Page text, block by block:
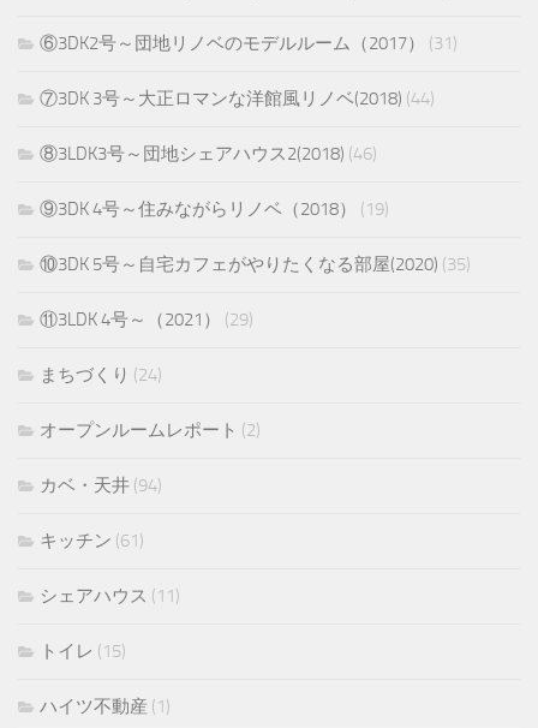
⑥3DK2号～団地リノベのモデルルーム（2017） (31)
⑦3DK 3号～大正ロマンな洋館風リノベ(2018) (44)
⑧3LDK3号～団地シェアハウス2(2018) (46)
⑨3DK 4号～住みながらリノベ（2018） (19)
⑩3DK 5号～自宅カフェがやりたくなる部屋(2020) (35)
⑪3LDK 4号～（2021） (29)
まちづくり (24)
オープンルームレポート (2)
カベ・天井 (94)
キッチン (61)
シェアハウス (11)
トイレ (15)
ハイツ不動産 (1)